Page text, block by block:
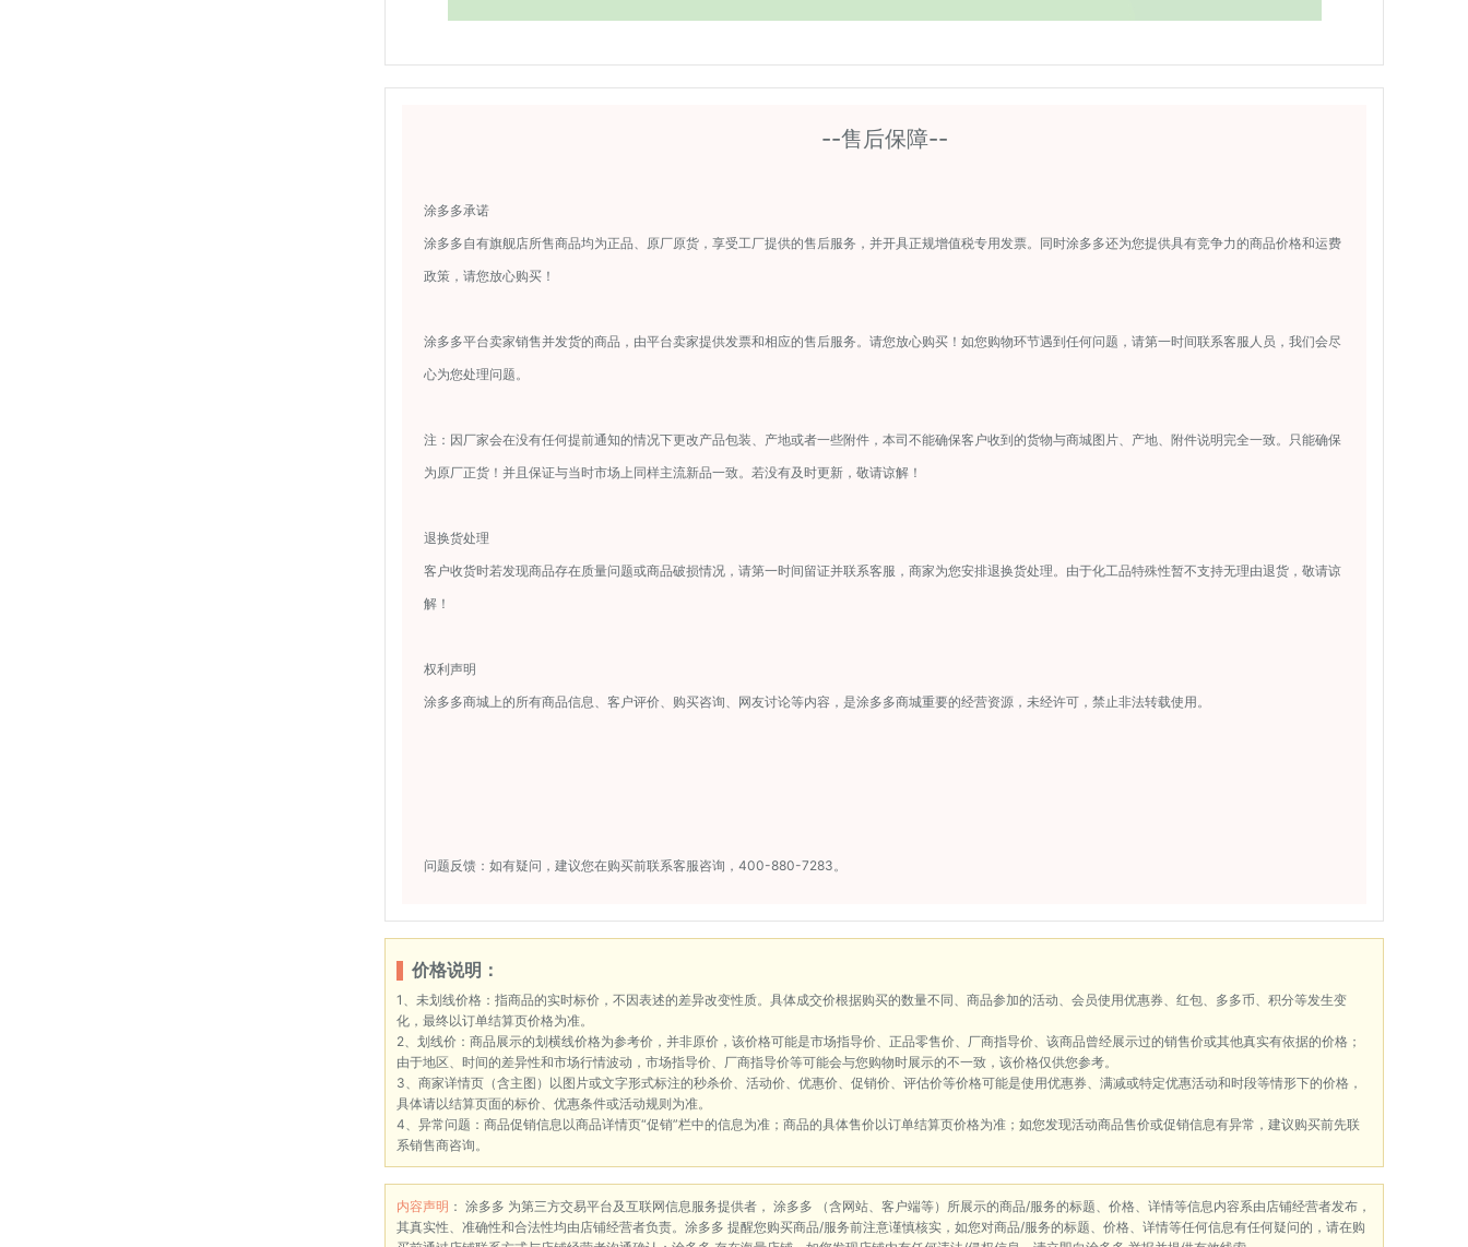
--售后保障--
涂多多承诺
涂多多自有旗舰店所售商品均为正品、原厂原货，享受工厂提供的售后服务，并开具正规增值税专用发票。同时涂多多还为您提供具有竞争力的商品价格和运费
政策，请您放心购买！
涂多多平台卖家销售并发货的商品，由平台卖家提供发票和相应的售后服务。请您放心购买！如您购物环节遇到任何问题，请第一时间联系客服人员，我们会尽
心为您处理问题。
注：因厂家会在没有任何提前通知的情况下更改产品包装、产地或者一些附件，本司不能确保客户收到的货物与商城图片、产地、附件说明完全一致。只能确保
为原厂正货！并且保证与当时市场上同样主流新品一致。若没有及时更新，敬请谅解！
退换货处理
客户收货时若发现商品存在质量问题或商品破损情况，请第一时间留证并联系客服，商家为您安排退换货处理。由于化工品特殊性暂不支持无理由退货，敬请谅
解！
权利声明
涂多多商城上的所有商品信息、客户评价、购买咨询、网友讨论等内容，是涂多多商城重要的经营资源，未经许可，禁止非法转载使用。
问题反馈：如有疑问，建议您在购买前联系客服咨询，400-880-7283。
价格说明：
1、未划线价格：指商品的实时标价，不因表述的差异改变性质。具体成交价根据购买的数量不同、商品参加的活动、会员使用优惠券、红包、多多币、积分等发生变
化，最终以订单结算页价格为准。
2、划线价：商品展示的划横线价格为参考价，并非原价，该价格可能是市场指导价、正品零售价、厂商指导价、该商品曾经展示过的销售价或其他真实有依据的价格；
由于地区、时间的差异性和市场行情波动，市场指导价、厂商指导价等可能会与您购物时展示的不一致，该价格仅供您参考。
3、商家详情页（含主图）以图片或文字形式标注的秒杀价、活动价、优惠价、促销价、评估价等价格可能是使用优惠券、满减或特定优惠活动和时段等情形下的价格，
具体请以结算页面的标价、优惠条件或活动规则为准。
4、异常问题：商品促销信息以商品详情页“促销”栏中的信息为准；商品的具体售价以订单结算页价格为准；如您发现活动商品售价或促销信息有异常，建议购买前先联
系销售商咨询。
内容声明 ： 涂多多 为第三方交易平台及互联网信息服务提供者， 涂多多 （含网站、客户端等）所展示的商品/服务的标题、价格、详情等信息内容系由店铺经营者发布，
其真实性、准确性和合法性均由店铺经营者负责。涂多多 提醒您购买商品/服务前注意谨慎核实，如您对商品/服务的标题、价格、详情等任何信息有任何疑问的，请在购